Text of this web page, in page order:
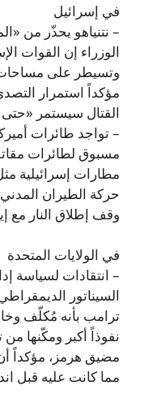
في إسرائيل
– نتنياهو يحذّر من
الوزراء إن القوات
وتسيطر على مساحات
مؤكداً استمرار
القتال سيستمر «حتى
– تواجد طائرات
مسبوق لطائرات
مطارات إسرائيلية
حركة الطيران
وقف إطلاق النار مع
في الولايات المتحدة
– انتقادات لسياسة
السيناتور
ترامب بأنه مُكلّف
نفوذاً أكبر ومكّنها
مضيق هرمز، مؤكداً
مما كانت عليه قبل